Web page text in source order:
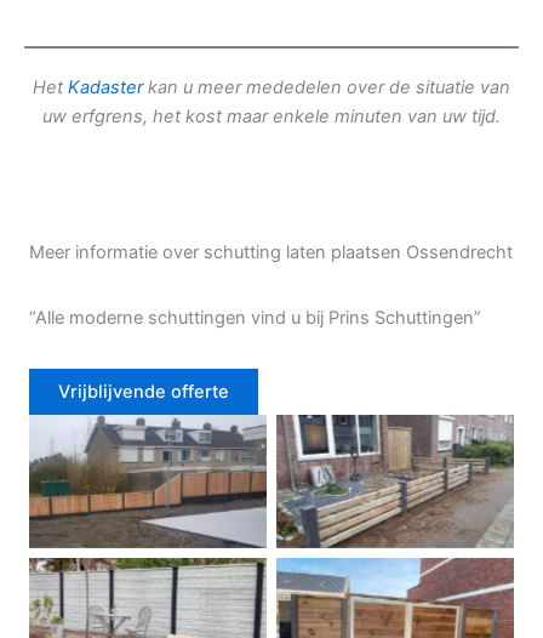
Het Kadasterkan u meer mededelen over de situatie van
uw erfgrens, het kost maar enkele minuten van uw tijd.
Meer informatie over schutting laten plaatsen Ossendrecht
“Alle moderne schuttingen vind u bij Prins Schuttingen”
Vrijblijvende offerte
Douglas schutting Tuinhek voortuin
Betonschutting